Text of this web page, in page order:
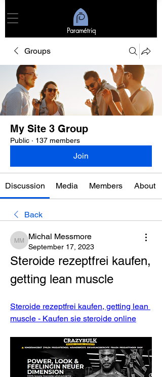
Paramétriq
Groups
My Site 3 Group
Public · 137 members
Join
Discussion Media Members About
Back
Michal Messmore
Michal Messmore
September 17, 2023
Steroide rezeptfrei kaufen,
getting lean muscle
Steroide rezeptfrei kaufen, getting lean
muscle - Kaufen sie steroide online